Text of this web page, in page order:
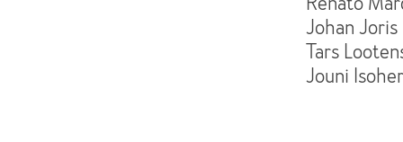
Johan Joris
Tars
Jouni